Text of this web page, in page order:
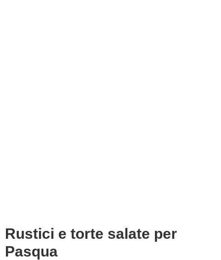
Rustici e torte salate per
Pasqua